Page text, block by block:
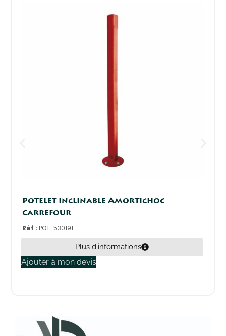
Potelet inclinable Amortichoc
Carrefour
Réf :POT-530191
Plus d'informations
Ajouter à mon devis